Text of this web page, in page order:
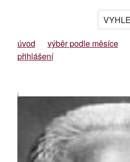
úvod výběr podle měsíce
přihlášení
-